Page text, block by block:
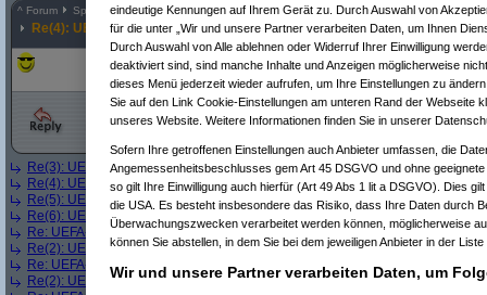
^ Forum Sport & Freizeit #5687721
Re(4): UEFA-Europa-Liga, 2 Runde, Prognosen, bitte!
Re(3): UEFA-Europa-Liga, 2 Runde, Prognosen, bitte!(femaleam
Re(4): UEFA-Europa-Liga, 2 Runde, Prognosen, bitte!( gibberisham
Re(5): UEFA-Europa-Liga, 2 Runde, Prognosen, bitte!( femaleam
Re(6): UEFA-Europa-Liga, 2 Runde, Prognosen, bitte! (gibberish am
Re: UEFA-Europa-Liga, 2 Runde, Prognosen, bitte!(maus_vom_mars am
Re(2): UEFA-Europa-Liga, 2 Runde, Prognosen, bitte!(quasikonkavam
Re: UEFA-Europa-Liga, 2 Runde, Prognosen, bitte!
penaltyam 01.10.2009,
Re(2): UEFA-Europa-Liga, 2 Runde, Prognosen, bitte!(quasikonkavam
eindeutige Kennungen auf Ihrem Gerät zu. Durch Auswahl von
für die unter „Wir und unsere Partner verarbeiten Daten, um Ihnen
Durch Auswahl von Alle ablehnen oder Widerruf Ihrer Einwilligung
deaktiviert sind, sind manche Inhalte und Anzeigen möglicherweise
dieses Menü jederzeit wieder aufrufen, um Ihre Einstellungen zu
Sie auf den Link Cookie-Einstellungen am unteren Rand der Webseite
unseres Website. Weitere Informationen finden Sie in unserer
Sofern Ihre getroffenen Einstellungen auch Anbieter umfassen, die
Angemessenheitsbeschlusses gem Art 45 DSGVO und ohne
so gilt Ihre Einwilligung auch hierfür (Art 49 Abs 1 lit a DSGVO). Dies
die USA. Es besteht insbesondere das Risiko, dass Ihre Daten durch
Überwachungszwecken verarbeitet werden können, möglicherweise
können Sie abstellen, in dem Sie bei dem jeweiligen Anbieter in der
Wir und unsere Partner verarbeiten Daten, um